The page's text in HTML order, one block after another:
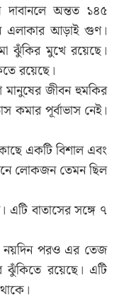
দাবানলে অন্তত ১৪৫
এলাকার আড়াই গুণ।
ঝুঁকির মুখে রয়েছে।
রয়েছে।
মানুষের জীবন হুমকির
কমার পূর্বাভাস নেই।
একটি বিশাল এবং
লোকজন তেমন ছিল
বাতাসের সঙ্গে ৭
নয়দিন পরও এর তেজ
ঝুঁকিতে রয়েছে। এটি